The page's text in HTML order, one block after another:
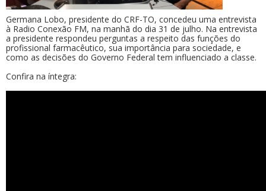
Germana Lobo, presidente do CRF-TO, concedeu uma entrevista
à Radio Conexão FM, na manhã do dia 31 de julho. Na entrevista
a presidente respondeu perguntas a respeito das funções do
profissional farmacêutico, sua importância para sociedade, e
como as decisões do Governo Federal tem influenciado a classe.
Confira na íntegra: